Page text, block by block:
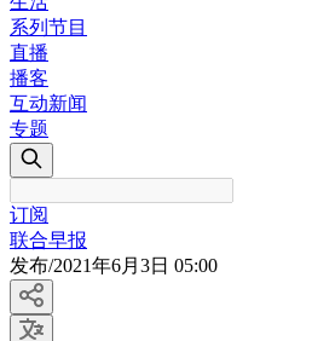
系列节目
直播
播客
互动新闻
专题
订阅
联合早报
发布/2021年6月3日 05:00